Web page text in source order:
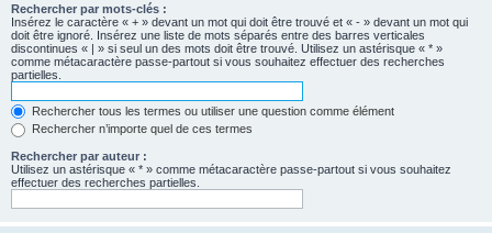
Rechercher par mots-clés :
Insérez le caractère « + » devant un mot qui doit être trouvé et « - » devant un mot qui
doit être ignoré. Insérez une liste de mots séparés entre des barres verticales
discontinues « | » si seul un des mots doit être trouvé. Utilisez un astérisque « * »
comme métacaractère passe-partout si vous souhaitez effectuer des recherches
partielles.
Rechercher tous les termes ou utiliser une question comme élément
Rechercher n’importe quel de ces termes
Rechercher par auteur :
Utilisez un astérisque « * » comme métacaractère passe-partout si vous souhaitez
effectuer des recherches partielles.